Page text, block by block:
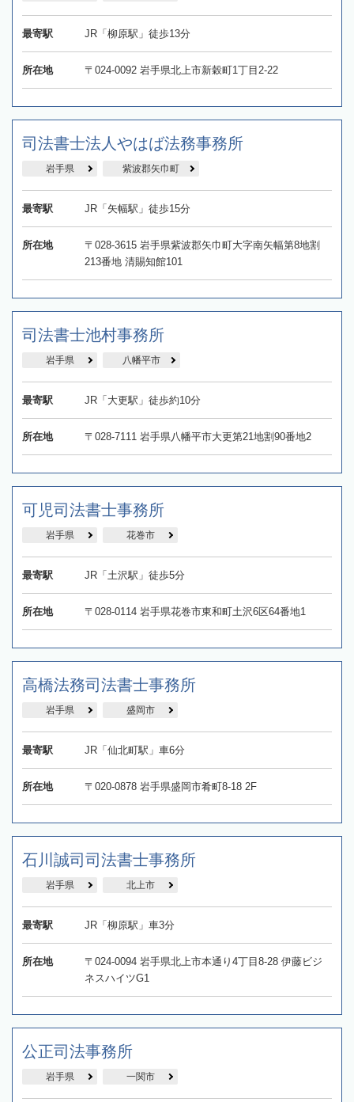
最寄駅 JR「柳原駅」徒歩13分
所在地 〒024-0092 岩手県北上市新穀町1丁目2-22
司法書士法人やはば法務事務所
岩手県 紫波郡矢巾町
最寄駅 JR「矢幅駅」徒歩15分
所在地
〒028-3615 岩手県紫波郡矢巾町大字南矢幅第8地割
213番地 清賜知館101
司法書士池村事務所
岩手県 八幡平市
最寄駅 JR「大更駅」徒歩約10分
所在地 〒028-7111 岩手県八幡平市大更第21地割90番地2
可児司法書士事務所
岩手県 花巻市
最寄駅 JR「土沢駅」徒歩5分
所在地 〒028-0114 岩手県花巻市東和町土沢6区64番地1
高橋法務司法書士事務所
岩手県 盛岡市
最寄駅 JR「仙北町駅」車6分
所在地 〒020-0878 岩手県盛岡市肴町8-18 2F
石川誠司司法書士事務所
岩手県 北上市
最寄駅 JR「柳原駅」車3分
所在地
〒024-0094 岩手県北上市本通り4丁目8-28 伊藤ビジ
ネスハイツG1
公正司法事務所
岩手県 一関市